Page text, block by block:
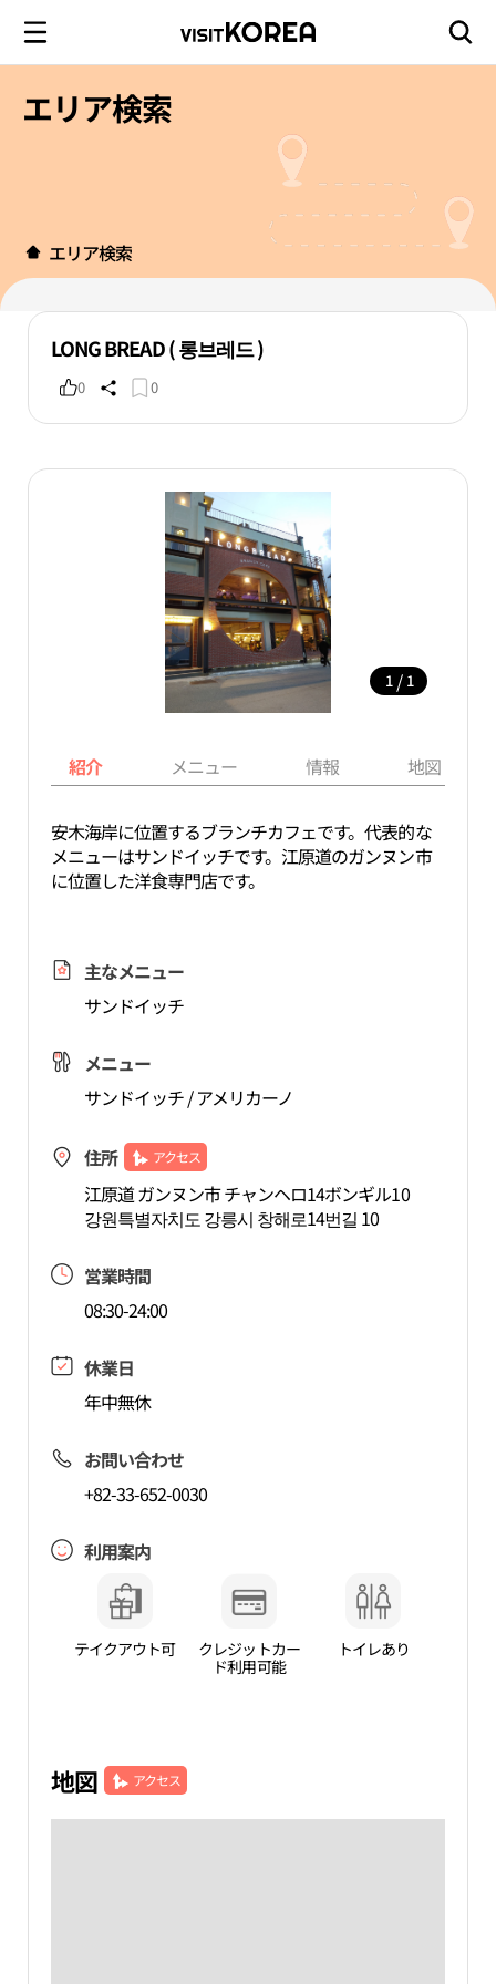
エリア検索
エリア検索
LONG BREAD ( 롱브레드 )
0 0
1 / 1
紹介 メニュー 情報 地図
安木海岸に位置するブランチカフェです。代表的な
メニューはサンドイッチです。江原道のガンヌン市
に位置した洋食専門店です。
主なメニュー
サンドイッチ
メニュー
サンドイッチ / アメリカーノ
住所 アクセス
江原道 ガンヌン市 チャンヘロ14ボンギル10
강원특별자치도 강릉시 창해로14번길 10
営業時間
08:30-24:00
休業日
年中無休
お問い合わせ
+82-33-652-0030
利用案内
テイクアウト可
クレジットカー
ド利用可能
トイレあり
地図 アクセス